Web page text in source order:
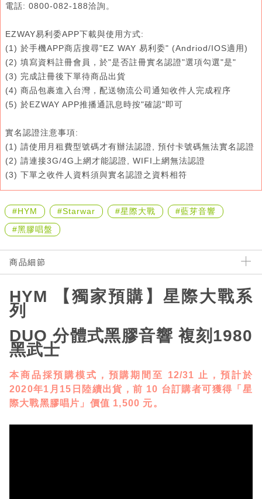
電話: 0800-082-188洽詢。
EZWAY易利委APP下載與使用方式:
(1) 於手機APP商店搜尋"EZ WAY 易利委" (Andriod/IOS適用)
(2) 填寫資料註冊會員，於"是否註冊實名認證"選項勾選"是"
(3) 完成註冊後下單待商品出貨
(4) 商品包裹進入台灣，配送物流公司通知收件人完成程序
(5) 於EZWAY APP推播通訊息時按"確認"即可
實名認證注意事項:
(1) 請使用月租費型號碼才有辦法認證, 預付卡號碼無法實名認證
(2) 請連接3G/4G上網才能認證, WIFI上網無法認證
(3) 下單之收件人資料須與實名認證之資料相符
#HYM #Starwar #星際大戰
#藍芽音響
#黑膠唱盤
商品細節
HYM 【獨家預購】星際大戰系
列
DUO 分體式黑膠音響 複刻1980
黑武士
本商品採預購模式，預購期間至 12/31 止，預計於
2020年1月15日陸續出貨，前 10 台訂購者可獲得「星
際大戰黑膠唱片」價值 1,500 元。